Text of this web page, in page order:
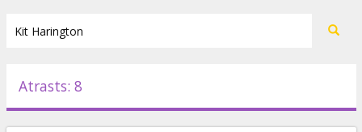
Pasākumi
Atrasts: 8